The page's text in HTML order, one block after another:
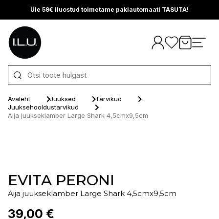
Üle 59€ iluostud toimetame pakiautomaati TASUTA!
Otse sisu juurde
Avaleht Juuksed
Tarvikud
Juuksehooldustarvikud
Aija juukseklamber Large Shark 4,5cmx9,5cm
EVITA PERONI
Aija juukseklamber Large Shark 4,5cmx9,5cm
39,00 €